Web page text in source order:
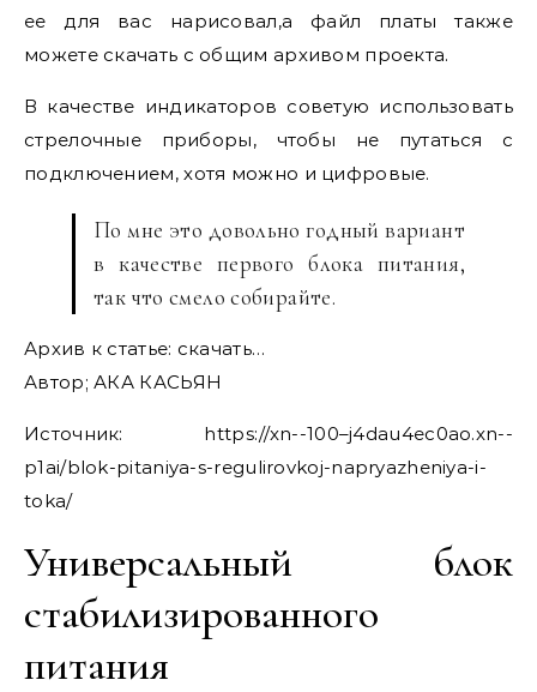
ее для вас нарисовал,а файл платы также
можете скачать с общим архивом проекта.
В качестве индикаторов советую использовать
стрелочные приборы, чтобы не путаться с
подключением, хотя можно и цифровые.
По мне это довольно годный вариант
в качестве первого блока питания,
так что смело собирайте.
Архив к статье: скачать…
Автор; АКА КАСЬЯН
Источник: https://xn--100–j4dau4ec0ao.xn--
p1ai/blok-pitaniya-s-regulirovkoj-napryazheniya-i-
toka/
Универсальный блок
стабилизированного
питания